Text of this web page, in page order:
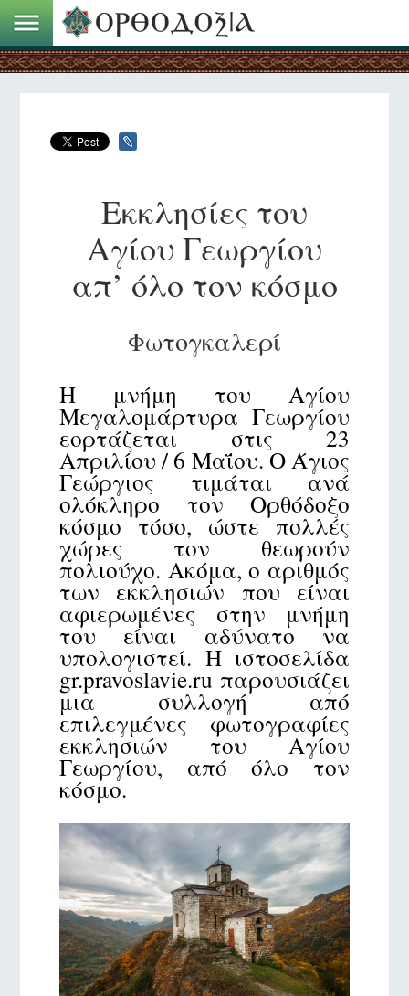
Εκκλησίες του
Αγίου Γεωργίου
απ’ όλο τον κόσμο
Φωτογκαλερί
Η μνήμη του Αγίου
Μεγαλομάρτυρα Γεωργίου
εορτάζεται στις 23
Απριλίου / 6 Μαΐου. Ο Άγιος
Γεώργιος τιμάται ανά
ολόκληρο τον Ορθόδοξο
κόσμο τόσο, ώστε πολλές
χώρες τον θεωρούν
πολιούχο. Ακόμα, ο αριθμός
των εκκλησιών που είναι
αφιερωμένες στην μνήμη
του είναι αδύνατο να
υπολογιστεί. Η ιστοσελίδα
gr.pravoslavie.ru παρουσιάζει
μια συλλογή από
επιλεγμένες φωτογραφίες
εκκλησιών του Αγίου
Γεωργίου, από όλο τον
κόσμο.